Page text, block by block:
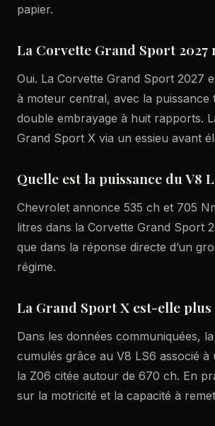
papier.
La Corvette Grand Sport
Oui. La Corvette Grand Sport 2027
à moteur central, avec la
double embrayage à huit rapports.
Grand Sport X via un essieu avant
Quelle est la puissance du V8
Chevrolet annonce 535 ch et 705
litres dans la Corvette Grand Sport
que dans la réponse directe d’un
régime.
La Grand Sport X est-elle plus
Dans les données communiquées,
cumulés grâce au V8 LS6 associé
la Z06 citée autour de 670 ch. En
sur la motricité et la capacité à